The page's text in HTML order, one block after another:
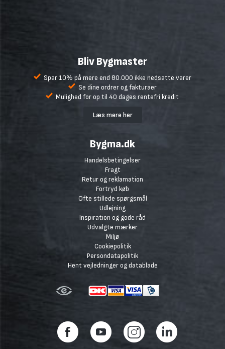
Bliv Bygmaster
Spar 10% på mere end 80.000 ikke nedsatte varer
Se dine ordrer og fakturaer
Mulighed for op til 40 dages rentefri kredit
Læs mere her
Bygma.dk
Handelsbetingelser
Fragt
Retur og reklamation
Fortryd køb
Ofte stillede spørgsmål
Udlejning
Inspiration og gode råd
Udvalgte mærker
Miljø
Cookiepolitik
Persondatapolitik
Hent vejledninger og datablade